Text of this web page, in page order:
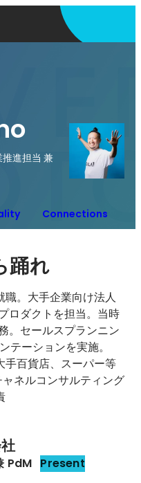
進担当 兼
Connections
踊れ
。大手企業向け法人
ロダクトを担当。当時
。セールスプランニン
テーションを実施。
手百貨店、スーパー等
ネルコンサルティング
PdM Present